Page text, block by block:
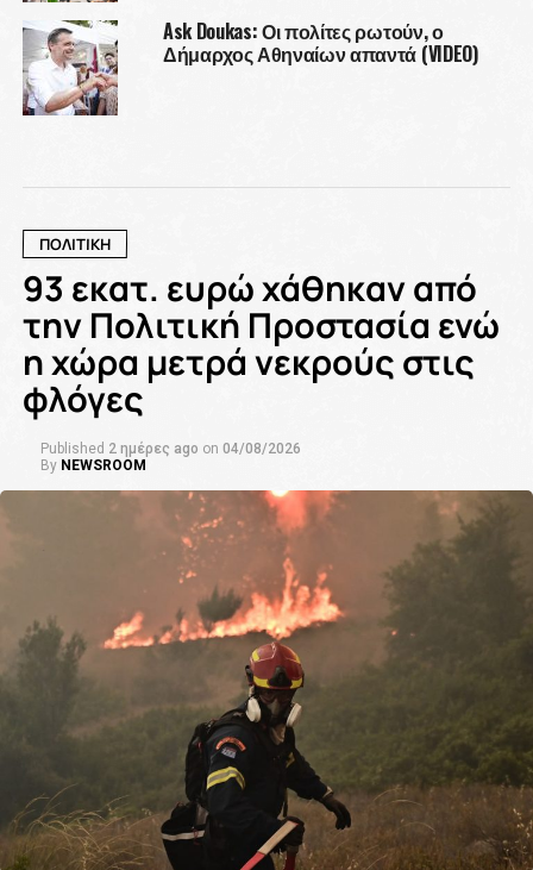
Ask Doukas: Οι πολίτες ρωτούν, ο
Δήμαρχος Αθηναίων απαντά (VIDEO)
ΠΟΛΙΤΙΚΗ
93 εκατ. ευρώ χάθηκαν από
την Πολιτική Προστασία ενώ
η χώρα μετρά νεκρούς στις
φλόγες
Published 2 ημέρες ago on 04/08/2026
By NEWSROOM